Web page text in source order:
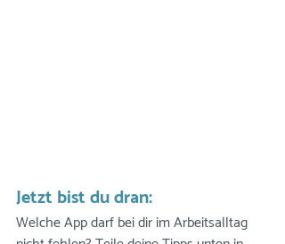
Jetzt bist du dran:
Welche App darf bei dir im Arbeitsalltag